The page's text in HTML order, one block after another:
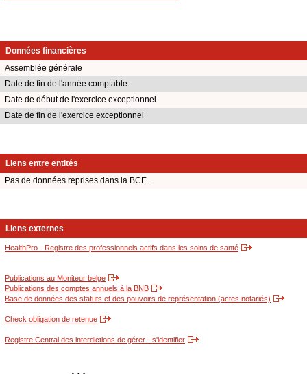
Données financières
Assemblée générale
Date de fin de l'année comptable
Date de début de l'exercice exceptionnel
Date de fin de l'exercice exceptionnel
Liens entre entités
Pas de données reprises dans la BCE.
Liens externes
HealthPro - Registre des professionnels actifs dans les soins de santé
Publications au Moniteur belge
Publications des comptes annuels à la BNB
Base de données des statuts et des pouvoirs de représentation (actes notariés)
Check obligation de retenue
Registre Central des interdictions de gérer - s'identifier